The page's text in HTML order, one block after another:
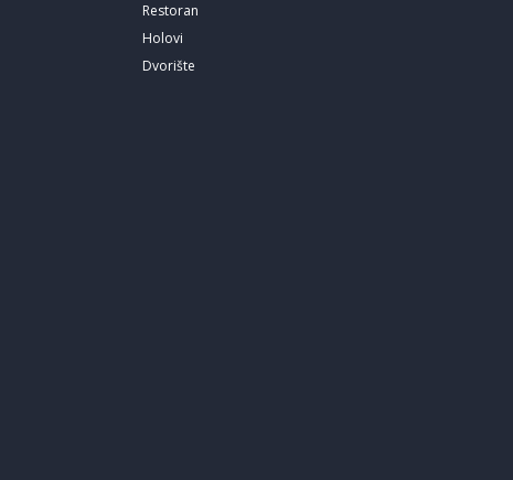
Restoran
Holovi
Dvorište